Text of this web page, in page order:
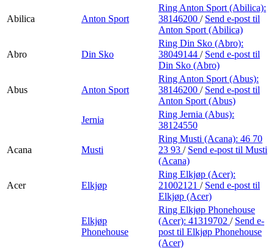
Abilica Anton Sport
Ring Anton Sport (Abilica):
38146200 / Send e-post til
Anton Sport (Abilica)
Abro Din Sko
Ring Din Sko (Abro):
38049144 / Send e-post til
Din Sko (Abro)
Abus Anton Sport
Ring Anton Sport (Abus):
38146200 / Send e-post til
Anton Sport (Abus)
Jernia
Ring Jernia (Abus):
38124550
Acana Musti
Ring Musti (Acana): 46 70
23 93 / Send e-post til Musti
(Acana)
Acer Elkjøp
Ring Elkjøp (Acer):
21002121 / Send e-post til
Elkjøp (Acer)
Elkjøp
Phonehouse
Ring Elkjøp Phonehouse
(Acer): 41319702 / Send e-
post til Elkjøp Phonehouse
(Acer)